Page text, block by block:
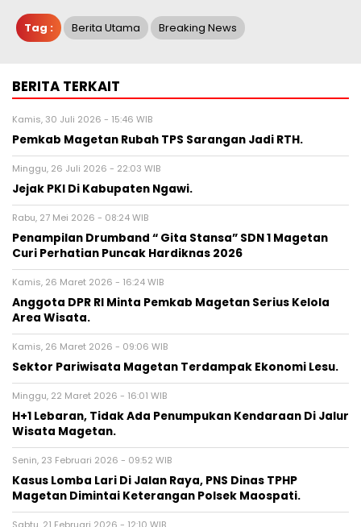
Tag : Berita Utama Breaking News
BERITA TERKAIT
Kamis, 30 Juli 2026 - 15:46 WIB
Pemkab Magetan Rubah TPS Sarangan Jadi RTH.
Minggu, 26 Juli 2026 - 22:03 WIB
Jejak PKI Di Kabupaten Ngawi.
Rabu, 27 Mei 2026 - 08:24 WIB
Penampilan Drumband “ Gita Stansa” SDN 1 Magetan
Curi Perhatian Puncak Hardiknas 2026
Kamis, 26 Maret 2026 - 16:24 WIB
Anggota DPR RI Minta Pemkab Magetan Serius Kelola
Area Wisata.
Kamis, 26 Maret 2026 - 09:06 WIB
Sektor Pariwisata Magetan Terdampak Ekonomi Lesu.
Minggu, 22 Maret 2026 - 16:01 WIB
H+1 Lebaran, Tidak Ada Penumpukan Kendaraan Di Jalur
Wisata Magetan.
Senin, 23 Februari 2026 - 09:52 WIB
Kasus Lomba Lari Di Jalan Raya, PNS Dinas TPHP
Magetan Dimintai Keterangan Polsek Maospati.